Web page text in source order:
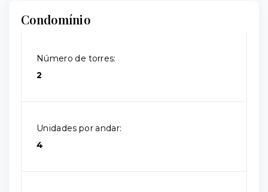
Condomínio
Número de torres:
2
Unidades por andar:
4